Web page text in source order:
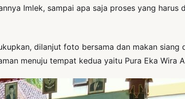
Imlek, sampai apa saja proses yang
dilanjut foto bersama dan makan siang
menuju tempat kedua yaitu Pura Eka Wira